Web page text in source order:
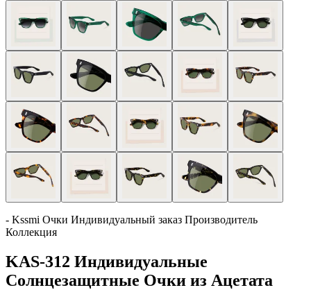
- Kssmi Очки Индивидуальный заказ Производитель
Коллекция
KAS-312 Индивидуальные
Солнцезащитные Очки из Ацетата